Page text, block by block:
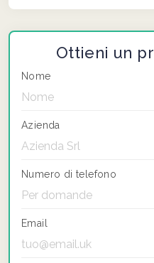
Ottieni un
Nome
Azienda
Numero di telefono
Email